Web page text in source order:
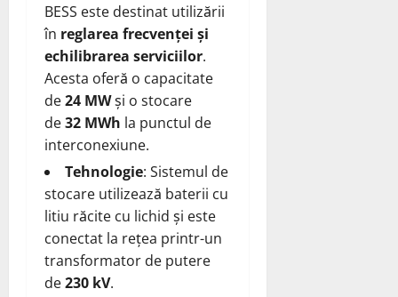
BESS este destinat utilizării
în reglarea frecvenței și
echilibrarea serviciilor.
Acesta oferă o capacitate
de24 MWși o stocare
de32 MWh la punctul de
interconexiune.
Tehnologie: Sistemul de
stocare utilizează baterii cu
litiu răcite cu lichid și este
conectat la rețea printr-un
transformator de putere
de230 kV.